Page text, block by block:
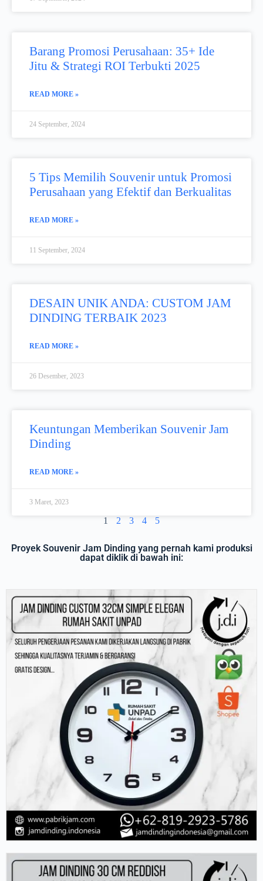
Barang Promosi Perusahaan: 35+ Ide
Jitu & Strategi ROI Terbukti 2025
READ MORE »
24 September, 2024
5 Tips Memilih Souvenir untuk Promosi
Perusahaan yang Efektif dan Berkualitas
READ MORE »
11 September, 2024
DESAIN UNIK ANDA: CUSTOM JAM
DINDING TERBAIK 2023
READ MORE »
26 Desember, 2023
Keuntungan Memberikan Souvenir Jam
Dinding
READ MORE »
3 Maret, 2023
1 2 3 4 5
Proyek Souvenir Jam Dinding yang pernah kami produksi
dapat diklik di bawah ini: